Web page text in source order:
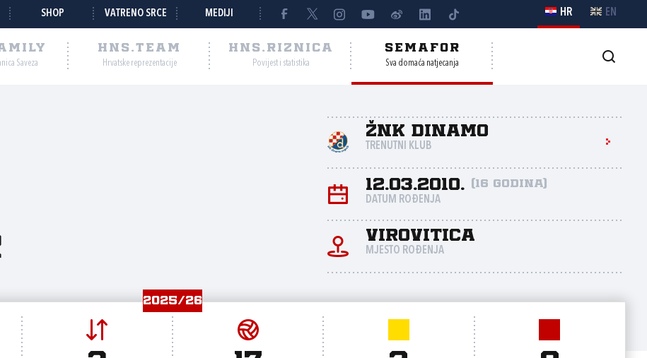
SHOP VATRENO SRCE MEDIJI HR EN
Saveza
HNS.TEAM
Hrvatske reprezentacije
HNS.RIZNICA
Povijest i statistika
SEMAFOR
Sva domaća natjecanja
ŽNK Dinamo
TRENUTNI KLUB
12.03.2010. (16 godina)
DATUM ROĐENJA
Virovitica
MJESTO ROĐENJA
2025/26